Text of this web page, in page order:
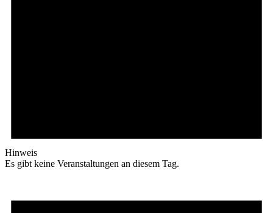
Hinweis
Es gibt keine Veranstaltungen an diesem Tag.